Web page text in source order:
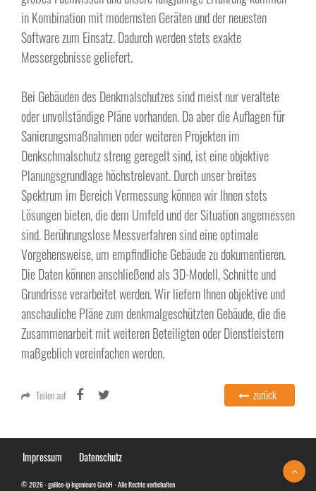
in Kombination mit modernsten Geräten und der neuesten
Software zum Einsatz. Dadurch werden stets exakte
Messergebnisse geliefert.
Bei Gebäuden des Denkmalschutzes sind meist nur veraltete
oder unvollständige Pläne vorhanden. Da aber die Auflagen für
Sanierungsmaßnahmen oder weiteren Projekten im
Denkschmalschutz streng geregelt sind, ist eine objektive
Planungsgrundlage höchstrelevant. Durch unser breites
Spektrum im Bereich Vermessung können wir Ihnen stets
Lösungen bieten, die dem Umfeld und der Situation angemessen
sind. Berührungslose Messverfahren sind eine optimale
Vorgehensweise, um empfindliche Gebäude zu dokumentieren.
Die Daten können anschließend als 3D-Modell, Schnitte und
Grundrisse verarbeitet werden. Wir liefern Ihnen objektive und
anschauliche Pläne zum denkmalgeschützten Gebäude, die die
Zusammenarbeit mit weiteren Beteiligten oder Dienstleistern
maßgeblich vereinfachen werden.
Teilen auf zurück
Impressum Datenschutz
© 2026 - galileo-ip Ingenieure GmbH - Alle Rechte vorbehalten